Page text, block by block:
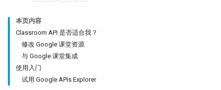
本页内容
Classroom API 是否适合我？
修改 Google 课堂资源
与 Google 课堂集成
使用入门
试用 Google APIs Explorer